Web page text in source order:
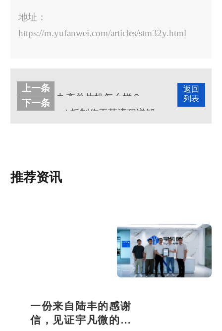
地址：
https://m.yufanwei.com/articles/stm32y.html
返回
列表
上一条
下一条
pcb板制作工艺流程详解
推荐资讯
一份来自陆丰的感谢
信，见证宇凡微的社